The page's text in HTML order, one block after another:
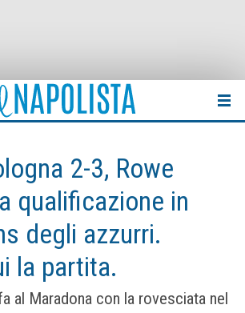
2-3, Rowe
qualificazione in
degli azzurri.
la partita.
al Maradona con la rovesciata nel